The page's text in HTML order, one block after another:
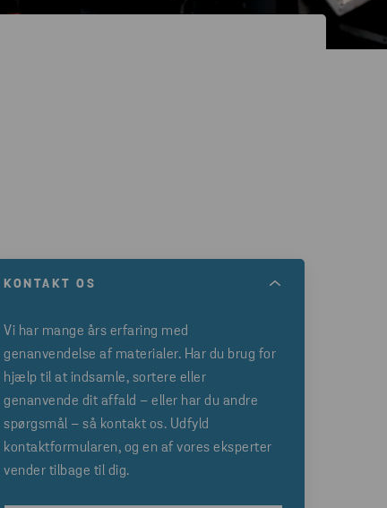
KONTAKT OS
Vi har mange års erfaring med
genanvendelse af materialer. Har du brug for
hjælp til at indsamle, sortere eller
genanvende dit affald – eller har du andre
spørgsmål – så kontakt os. Udfyld
kontaktformularen, og en af vores eksperter
vender tilbage til dig.